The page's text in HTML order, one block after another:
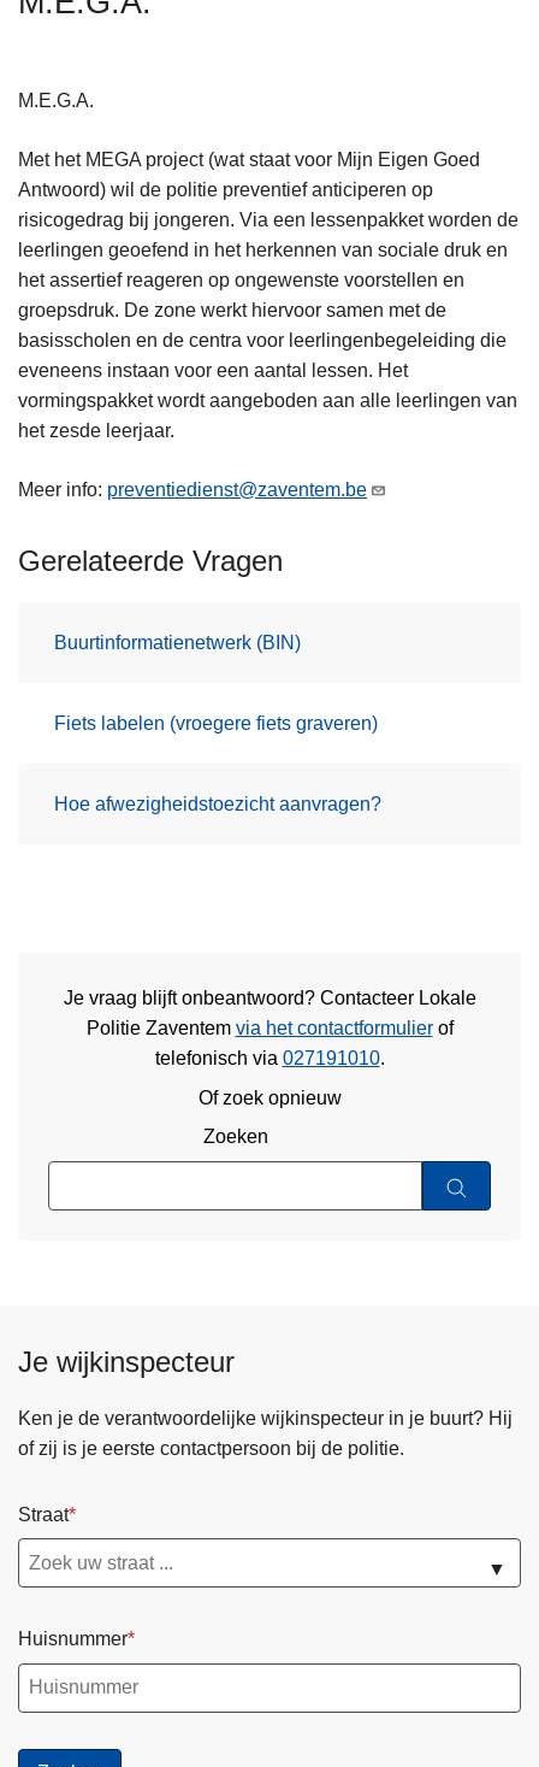
M.E.G.A.
Met het MEGA project (wat staat voor Mijn Eigen Goed
Antwoord) wil de politie preventief anticiperen op
risicogedrag bij jongeren. Via een lessenpakket worden de
leerlingen geoefend in het herkennen van sociale druk en
het assertief reageren op ongewenste voorstellen en
groepsdruk. De zone werkt hiervoor samen met de
basisscholen en de centra voor leerlingenbegeleiding die
eveneens instaan voor een aantal lessen. Het
vormingspakket wordt aangeboden aan alle leerlingen van
het zesde leerjaar.
Meer info: preventiedienst@zaventem.be
Gerelateerde Vragen
Buurtinformatienetwerk (BIN)
Fiets labelen (vroegere fiets graveren)
Hoe afwezigheidstoezicht aanvragen?
Je vraag blijft onbeantwoord? Contacteer Lokale
Politie Zaventem via het contactformulierof
telefonisch via 027191010.
Of zoek opnieuw
Zoeken
Je wijkinspecteur
Ken je de verantwoordelijke wijkinspecteur in je buurt? Hij
of zij is je eerste contactpersoon bij de politie.
Straat
▼
Huisnummer